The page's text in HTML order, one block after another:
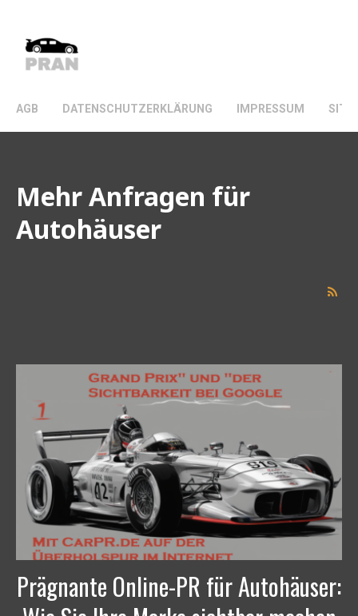
AGB DATENSCHUTZERKLÄRUNG IMPRESSUM
Mehr Anfragen für
Autohäuser
Prägnante Online-PR für Autohäuser: